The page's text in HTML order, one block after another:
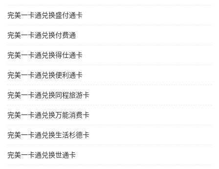
完美一卡通兑换盛付通卡
完美一卡通兑换付费通
完美一卡通兑换得仕通卡
完美一卡通兑换便利通卡
完美一卡通兑换同程旅游卡
完美一卡通兑换万能消费卡
完美一卡通兑换生活杉德卡
完美一卡通兑换世通卡